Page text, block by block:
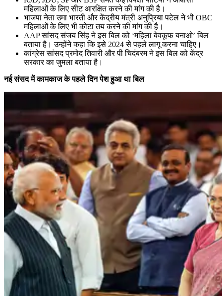
महिलाओं के लिए सीट आरक्षित करने की मांग की है।
भाजपा नेता उमा भारती और केंद्रीय मंत्री अनुप्रिया पटेल ने भी OBC
महिलाओं के लिए भी कोटा तय करने की मांग की है।
AAP सांसद संजय सिंह ने इस बिल को ‘महिला बेवकूफ बनाओ’ बिल
बताया है। उन्होंने कहा कि इसे 2024 से पहले लागू करना चाहिए।
कांग्रेस सांसद प्रमोद तिवारी और पी चिदंबरम ने इस बिल को केंद्र
सरकार का जुमला बताया है।
नई संसद में कामकाज के पहले दिन पेश हुआ था बिल